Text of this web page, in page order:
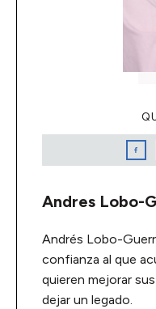
Andres Lobo-
Andrés Lobo-
confianza al que
quieren mejorar
dejar un legado.